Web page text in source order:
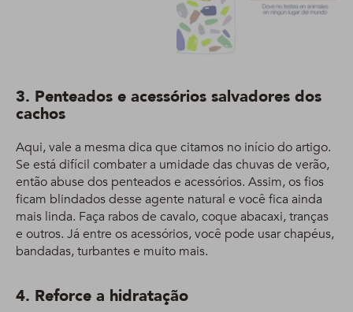
3. Penteados e acessórios salvadores dos
cachos
Aqui, vale a mesma dica que citamos no início do artigo.
Se está difícil combater a umidade das chuvas de verão,
então abuse dos penteados e acessórios. Assim, os fios
ficam blindados desse agente natural e você fica ainda
mais linda. Faça rabos de cavalo, coque abacaxi, tranças
e outros. Já entre os acessórios, você pode usar chapéus,
bandadas, turbantes e muito mais.
4. Reforce a hidratação